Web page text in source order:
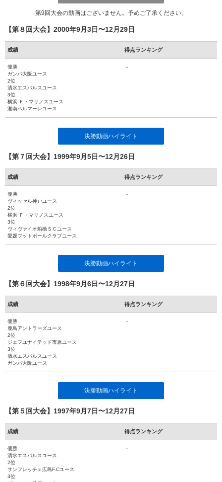
第9回大会の動画はございません。予めご了承ください。
【第８回大会】2000年9月3日〜12月29日
成績 得点ランキング
優勝
ガンバ大阪ユース
2位
清水エスパルスユース
3位
横浜 Ｆ・マリノスユース
湘南ベルマーレユース
－
決勝動画ハイライト
【第７回大会】1999年9月5日〜12月26日
成績 得点ランキング
優勝
ヴィッセル神戸ユース
2位
横浜 Ｆ・マリノスユース
3位
ヴィヴァイオ船橋ＳＣユース
愛媛フットボールクラブユース
－
決勝動画ハイライト
【第６回大会】1998年9月6日〜12月27日
成績 得点ランキング
優勝
鹿島アントラーズユース
2位
ジェフユナイテッド市原ユース
3位
清水エスパルスユース
ガンバ大阪ユース
－
決勝動画ハイライト
【第５回大会】1997年9月7日〜12月27日
成績 得点ランキング
優勝
清水エスパルスユース
2位
サンフレッチェ広島F.Cユース
3位
－